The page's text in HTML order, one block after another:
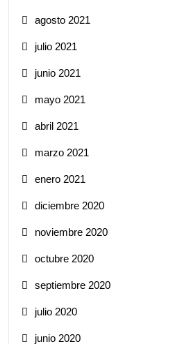
agosto 2021
julio 2021
junio 2021
mayo 2021
abril 2021
marzo 2021
enero 2021
diciembre 2020
noviembre 2020
octubre 2020
septiembre 2020
julio 2020
junio 2020